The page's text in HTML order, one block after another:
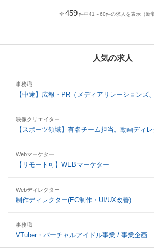
全459件中41～60件の求人を表示（新
人気の求人
事務職
【中途】広報・PR（メディアリレーションズ
映像クリエイター
【スポーツ領域】有名チーム担当。動画ディ
Webマーケター
【リモート可】WEBマーケター
Webディレクター
制作ディレクター(EC制作・UI/UX改善)
事務職
VTuber・バーチャルアイドル事業 / 事業企画